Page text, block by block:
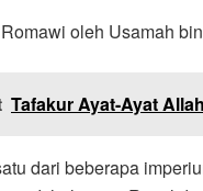
oleh Usamah
Tafakur Ayat-Ayat
dari beberapa